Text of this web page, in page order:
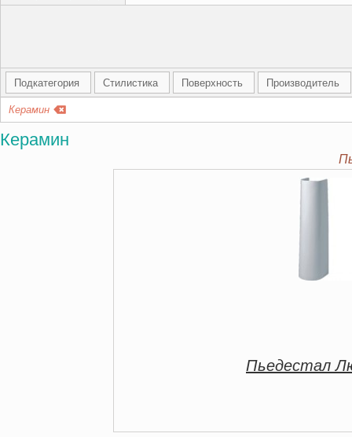
Подкатегория Стилистика Поверхность Производитель
Керамин
Керамин
Пьедестал